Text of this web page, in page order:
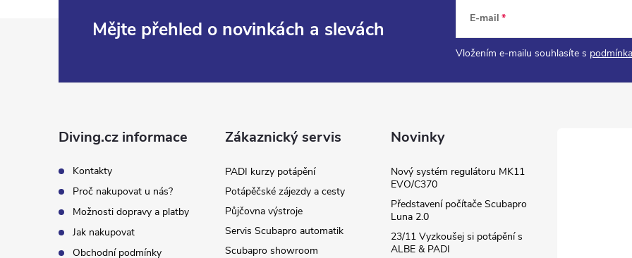
Mějte přehled o novinkách a slevách E-mail
Vložením e-mailu souhlasíte s
Diving.cz informace
Kontakty
Proč nakupovat u nás?
Možnosti dopravy a platby
Jak nakupovat
Obchodní podmínky
Zákaznický servis
PADI kurzy potápění
Potápěčské zájezdy a cesty
Půjčovna výstroje
Servis Scubapro automatik
Scubapro showroom
Novinky
Nový systém regulátoru MK11
EVO/C370
Představení počítače Scubapro
Luna 2.0
23/11 Vyzkoušej si potápění s
ALBE & PADI